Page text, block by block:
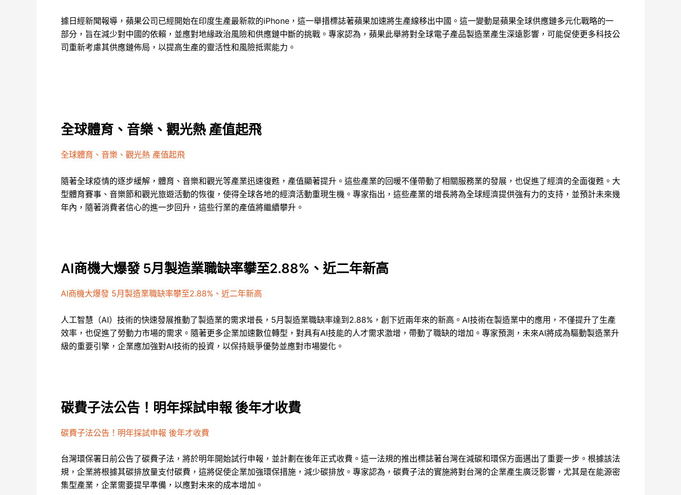
據日經新聞報導，蘋果公司已經開始在印度生產最新款的iPhone，這一舉措標誌著蘋果加速將生產線移出中國。這一變動是蘋果全球供應鏈多元化戰略的一
部分，旨在減少對中國的依賴，並應對地緣政治風險和供應鏈中斷的挑戰。專家認為，蘋果此舉將對全球電子產品製造業產生深遠影響，可能促使更多科技公
司重新考慮其供應鏈佈局，以提高生產的靈活性和風險抵禦能力。
全球體育、音樂、觀光熱 產值起飛
全球體育、音樂、觀光熱 產值起飛
隨著全球疫情的逐步緩解，體育、音樂和觀光等產業迅速復甦，產值顯著提升。這些產業的回暖不僅帶動了相關服務業的發展，也促進了經濟的全面復甦。大
型體育賽事、音樂節和觀光旅遊活動的恢復，使得全球各地的經濟活動重現生機。專家指出，這些產業的增長將為全球經濟提供強有力的支持，並預計未來幾
年內，隨著消費者信心的進一步回升，這些行業的產值將繼續攀升。
AI商機大爆發 5月製造業職缺率攀至2.88%、近二年新高
AI商機大爆發 5月製造業職缺率攀至2.88%、近二年新高
人工智慧（AI）技術的快速發展推動了製造業的需求增長，5月製造業職缺率達到2.88%，創下近兩年來的新高。AI技術在製造業中的應用，不僅提升了生產
效率，也促進了勞動力市場的需求。隨著更多企業加速數位轉型，對具有AI技能的人才需求激增，帶動了職缺的增加。專家預測，未來AI將成為驅動製造業升
級的重要引擎，企業應加強對AI技術的投資，以保持競爭優勢並應對市場變化。
碳費子法公告！明年採試申報 後年才收費
碳費子法公告！明年採試申報 後年才收費
台灣環保署日前公告了碳費子法，將於明年開始試行申報，並計劃在後年正式收費。這一法規的推出標誌著台灣在減碳和環保方面邁出了重要一步。根據該法
規，企業將根據其碳排放量支付碳費，這將促使企業加強環保措施，減少碳排放。專家認為，碳費子法的實施將對台灣的企業產生廣泛影響，尤其是在能源密
集型產業，企業需要提早準備，以應對未來的成本增加。